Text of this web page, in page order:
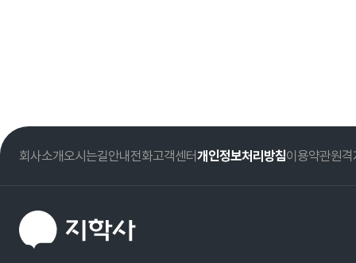
회사소개오시는길안내전화고객센터개인정보처리방침이용약관원격